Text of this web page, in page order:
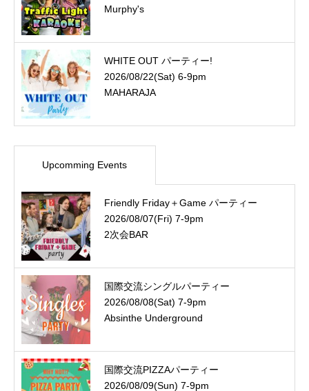
Murphy's
WHITE OUT パーティー!
2026/08/22(Sat) 6-9pm
MAHARAJA
Upcomming Events
Friendly Friday＋Game パーティー
2026/08/07(Fri) 7-9pm
2次会BAR
国際交流シングルパーティー
2026/08/08(Sat) 7-9pm
Absinthe Underground
国際交流PIZZAパーティー
2026/08/09(Sun) 7-9pm